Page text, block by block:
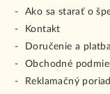
Ako sa starať o
Kontakt
Doručenie a platba
Obchodné
Reklamačný